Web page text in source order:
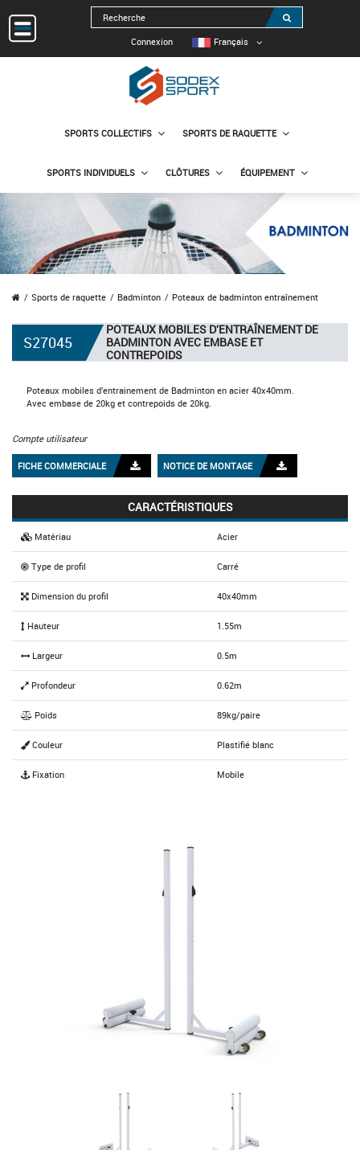
Connexion Français
SPORTS COLLECTIFS SPORTS DE RAQUETTE
SPORTS INDIVIDUELS CLÔTURES ÉQUIPEMENT
Sports de raquette Badminton Poteaux de badminton entraînement
S27045
POTEAUX MOBILES D'ENTRAÎNEMENT DE
BADMINTON AVEC EMBASE ET
CONTREPOIDS
Poteaux mobiles d'entrainement de Badminton en acier 40x40mm.
Avec embase de 20kg et contrepoids de 20kg.
Compte utilisateur
FICHE COMMERCIALE NOTICE DE MONTAGE
CARACTÉRISTIQUES
Matériau Acier
Type de profil Carré
Dimension du profil 40x40mm
Hauteur 1.55m
Largeur 0.5m
Profondeur 0.62m
Poids 89kg/paire
Couleur Plastifié blanc
Fixation Mobile